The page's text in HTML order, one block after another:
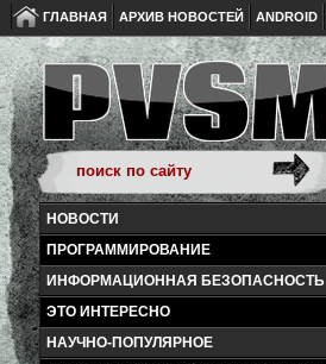
ГЛАВНАЯ АРХИВ НОВОСТЕЙ ANDROID
НОВОСТИ
ПРОГРАММИРОВАНИЕ
ИНФОРМАЦИОННАЯ БЕЗОПАСНОСТЬ
ЭТО ИНТЕРЕСНО
НАУЧНО-ПОПУЛЯРНОЕ